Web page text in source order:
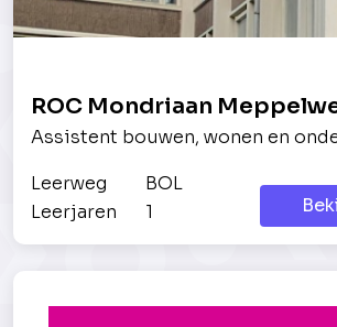
ROC Mondriaan
Assistent bouwen, wonen en
Leerweg
BOL
Leerjaren
1